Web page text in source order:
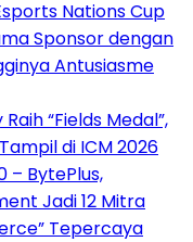
Nations Cup
Sponsor dengan
Antusiasme
“Fields Medal”,
di ICM 2026
– BytePlus,
Jadi 12 Mitra
Tepercaya